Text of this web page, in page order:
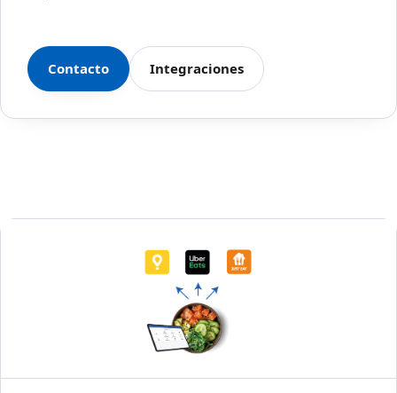
Contacto Integraciones